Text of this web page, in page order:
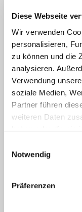
Diese Webseite
Wir verwenden
personalisieren,
zu können und die
analysieren.
Verwendung
soziale Medien,
Partner führen
weiteren Daten
haben oder die sie
Notwendig
Präferenzen
Navigation
In eiligen
Sie bitte mit
Next-
Analytik:
bei